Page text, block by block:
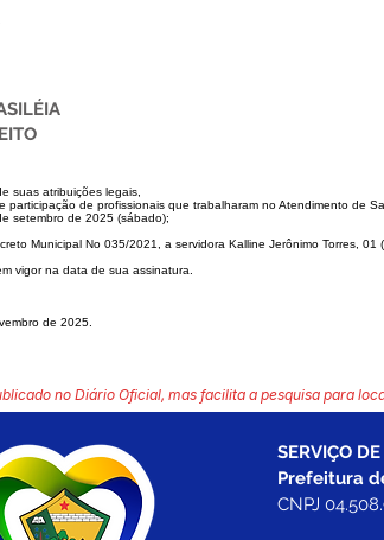
suas atribuições legais,
participação de profissionais que trabalharam no Atendimento de
setembro de 2025 (sábado);
Municipal No 035/2021, a servidora Kalline Jerônimo Torres,
vigor na data de sua assinatura.
de 2025.
no Diário Oficial, mas facilita a pesquisa para
SERVIÇO
Prefeitura
CNPJ